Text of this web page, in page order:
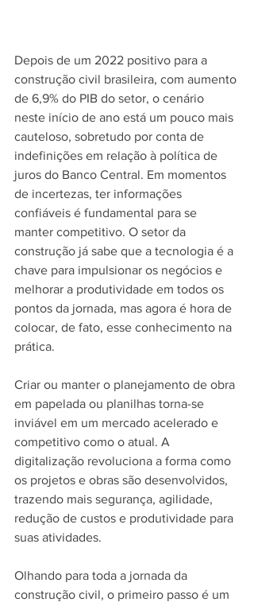
Depois de um 2022 positivo para a
construção civil brasileira, com aumento
de 6,9% do PIB do setor, o cenário
neste início de ano está um pouco mais
cauteloso, sobretudo por conta de
indefinições em relação à política de
juros do Banco Central. Em momentos
de incertezas, ter informações
confiáveis é fundamental para se
manter competitivo. O setor da
construção já sabe que a tecnologia é a
chave para impulsionar os negócios e
melhorar a produtividade em todos os
pontos da jornada, mas agora é hora de
colocar, de fato, esse conhecimento na
prática.
Criar ou manter o planejamento de obra
em papelada ou planilhas torna-se
inviável em um mercado acelerado e
competitivo como o atual. A
digitalização revoluciona a forma como
os projetos e obras são desenvolvidos,
trazendo mais segurança, agilidade,
redução de custos e produtividade para
suas atividades.
Olhando para toda a jornada da
construção civil, o primeiro passo é um